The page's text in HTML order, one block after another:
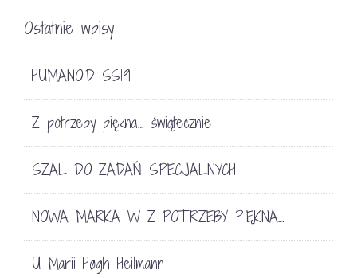
Ostatnie wpisy
HUMANOID SS19
Z potrzeby piękna… świątecznie
SZAL DO ZADAŃ SPECJALNYCH
NOWA MARKA W Z POTRZEBY PIĘKNA…
U Marii Høgh Heilmann